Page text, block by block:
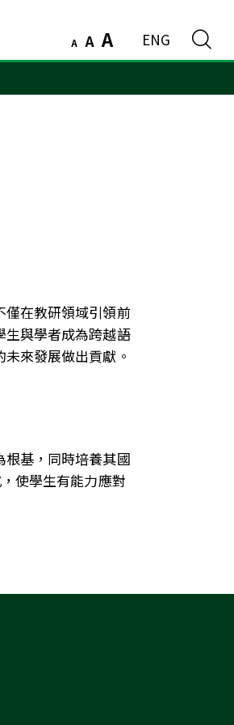
A A A ENG
僅在教研領域引領前
與學者成為跨越語
來發展做出貢獻。
基，同時培養其國
使學生有能力應對